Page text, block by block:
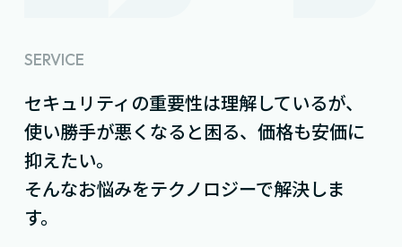
SERVICE
セキュリティの重要性は理解しているが、
使い勝手が悪くなると困る、価格も安価に
抑えたい。
そんなお悩みをテクノロジーで解決しま
す。